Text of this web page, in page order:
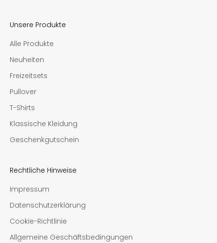
Unsere Produkte
Alle Produkte
Neuheiten
Freizeitsets
Pullover
T-Shirts
Klassische Kleidung
Geschenkgutschein
Rechtliche Hinweise
Impressum
Datenschutzerklärung
Cookie-Richtlinie
Allgemeine Geschäftsbedingungen